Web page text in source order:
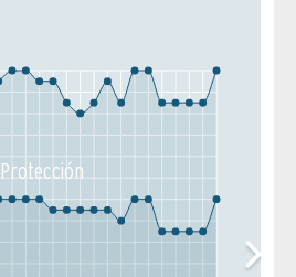
Protección